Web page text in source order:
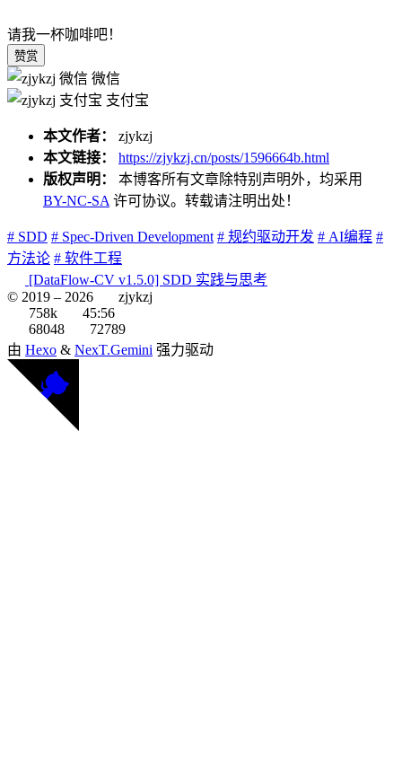
请我一杯咖啡吧！
赞赏
微信
支付宝
本文作者： zjykzj
本文链接：
https://zjykzj.cn/posts/1596664b.html
版权声明： 本博客所有文章除特别声明外，均采用
BY-NC-SA 许可协议。转载请注明出处！
# SDD # Spec-Driven Development # 规约驱动开发 # AI编程 #
方法论 # 软件工程
[DataFlow-CV v1.5.0] SDD 实践与思考
© 2019 – 2026
zjykzj
758k
45:56
68048
72789
由 Hexo & NexT.Gemini 强力驱动